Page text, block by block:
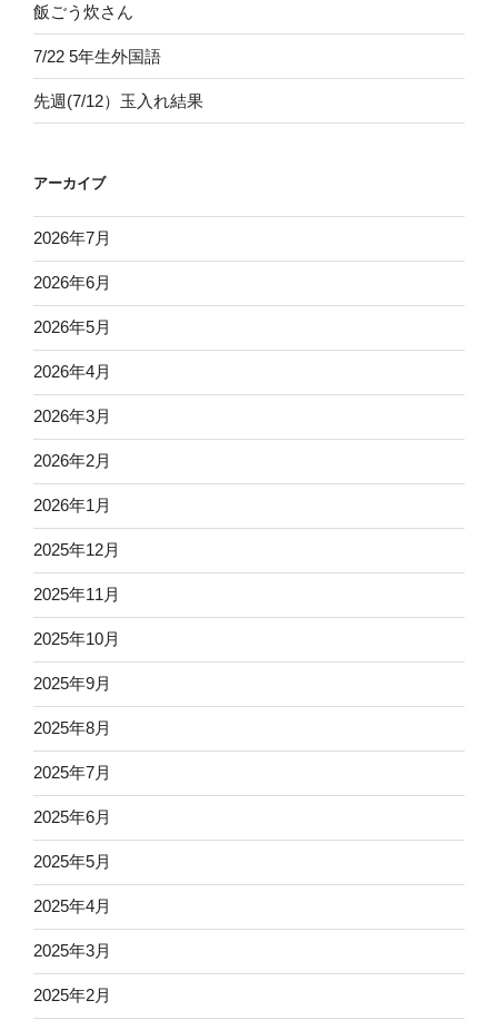
飯ごう炊さん
7/22 5年生外国語
先週(7/12）玉入れ結果
アーカイブ
2026年7月
2026年6月
2026年5月
2026年4月
2026年3月
2026年2月
2026年1月
2025年12月
2025年11月
2025年10月
2025年9月
2025年8月
2025年7月
2025年6月
2025年5月
2025年4月
2025年3月
2025年2月